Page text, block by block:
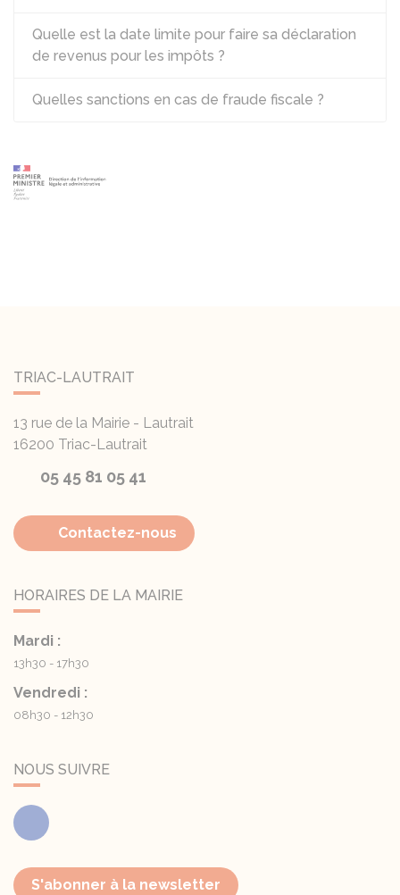
Quelle est la date limite pour faire sa déclaration
de revenus pour les impôts ?
Quelles sanctions en cas de fraude fiscale ?
TRIAC-LAUTRAIT
13 rue de la Mairie - Lautrait
16200 Triac-Lautrait
05 45 81 05 41
Contactez-nous
HORAIRES DE LA MAIRIE
Mardi :
13h30 - 17h30
Vendredi :
08h30 - 12h30
NOUS SUIVRE
Facebook
S'abonner à la newsletter